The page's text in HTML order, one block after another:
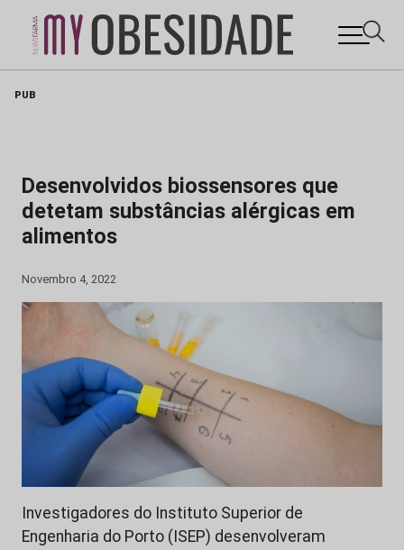
PUB
Desenvolvidos biossensores que
detetam substâncias alérgicas em
alimentos
Novembro 4, 2022
Investigadores do Instituto Superior de
Engenharia do Porto (ISEP) desenvolveram